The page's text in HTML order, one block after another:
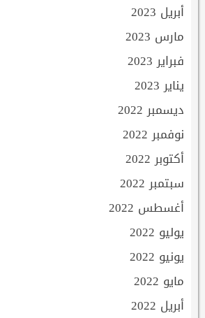
أبريل 2023
مارس 2023
فبراير 2023
يناير 2023
ديسمبر 2022
نوفمبر 2022
أكتوبر 2022
سبتمبر 2022
أغسطس 2022
يوليو 2022
يونيو 2022
مايو 2022
أبريل 2022